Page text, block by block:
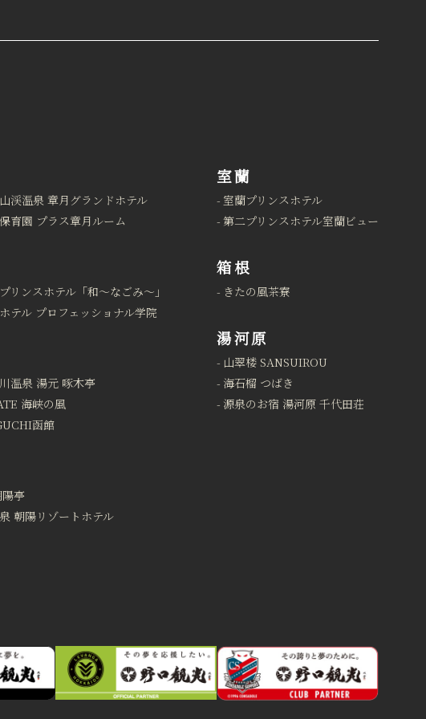
渓温泉 章月グランドホテル
育園 プラス章月ルーム
リンスホテル「和～なごみ～」
テル プロフェッショナル学院
温泉 湯元 啄木亭
海峡の風
函館
亭
朝陽リゾートホテル
室蘭
室蘭プリンスホテル
第二プリンスホテル室蘭ビュー
箱根
きたの風茶寮
湯河原
山翠楼 SANSUIROU
海石榴 つばき
源泉のお宿 湯河原 千代田荘